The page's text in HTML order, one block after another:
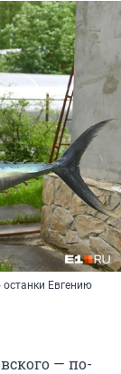
останки Евгению
— по-